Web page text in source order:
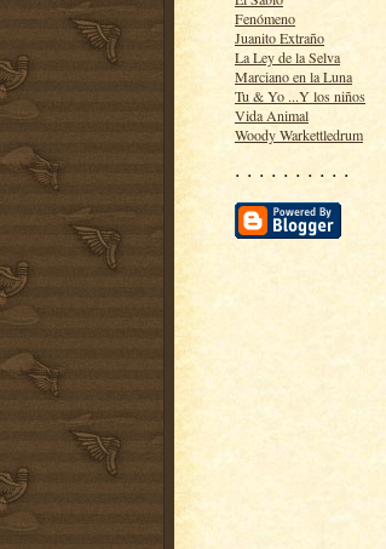
Fenómeno
Juanito Extraño
La Ley de la Selva
Marciano en la Luna
Tu & Yo ...Y los niños
Vida Animal
Woody Warkettledrum
· · · · · · · · · ·